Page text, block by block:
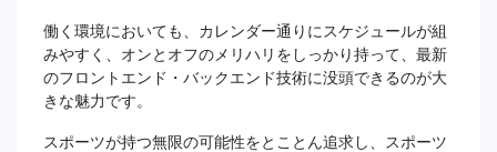
働く環境においても、カレンダー通りにスケジュールが組
みやすく、オンとオフのメリハリをしっかり持って、最新
のフロントエンド・バックエンド技術に没頭できるのが大
きな魅力です。
スポーツが持つ無限の可能性をとことん追求し、スポーツ